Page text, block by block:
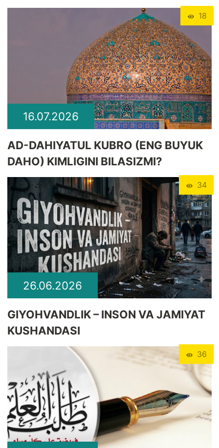
18
16.07.2026
​AD-DAHIYATUL KUBRO (ENG BUYUK
DAHO) KIMLIGINI BILASIZMI?
34
26.06.2026
GIYOHVANDLIK – INSON VA JAMIYAT
KUSHANDASI
36